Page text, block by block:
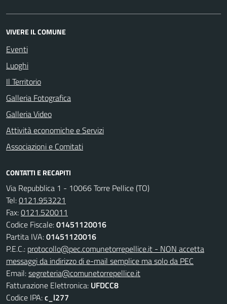
VIVERE IL COMUNE
Eventi
Luoghi
Il Territorio
Galleria Fotografica
Galleria Video
Attività economiche e Servizi
Associazioni e Comitati
CONTATTI E RECAPITI
Via Repubblica 1 - 10066 Torre Pellice (TO)
Tel:0121.953221
Fax:0121.520011
Codice Fiscale:01451120016
Partita IVA:01451120016
P.E.C.: protocollo@pec.comunetorrepellice.it - NON accetta
messaggi da indirizzo di e-mail semplice ma solo da PEC
Email:segreteria@comunetorrepellice.it
Fatturazione Elettronica: UFDCC8
Codice IPA:c_l277